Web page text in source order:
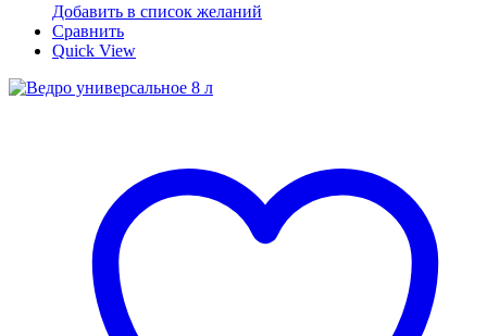
Добавить в список желаний
Сравнить
Quick View